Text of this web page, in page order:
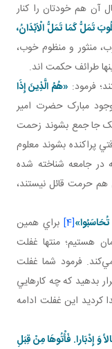
آن هم خودتان را کنار
تَمَلُّ كَمَا تَمَلُّ الْاَبْدَانُ،
منثور و منظوم خوب،
طرائف حکمت اند.
فرمود: «هُمُ الَّذِينَ إِذَا
وجود مبارک حضرت امير
يک جا جمع بشوند زحمت
پراکنده بشوند معلوم
جامعه شناخته شده
حرمت قائل نيستند،
[4] براي همين
هستيم؛ منتها غفلت
فرمود شما غفلت
بدهيد که چه کارهايي
کرديد اين غفلت ادامه
وَ إِدْبَارا. فَأْتُوهَا مِنْ قِبَلِ